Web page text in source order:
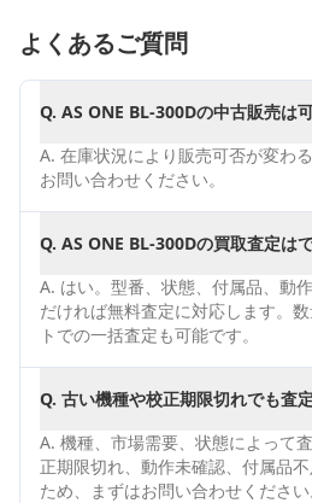
よくあるご質問
Q. AS ONE BL-300Dの中古販売は
A. 在庫状況により販売可否が変わ
お問い合わせください。
Q. AS ONE BL-300Dの買取査定は
A. はい。型番、状態、付属品、動
だければ無料査定に対応します。
トでの一括査定も可能です。
Q. 古い機種や校正期限切れでも査
A. 機種、市場需要、状態によって
正期限切れ、動作未確認、付属品
ため、まずはお問い合わせください